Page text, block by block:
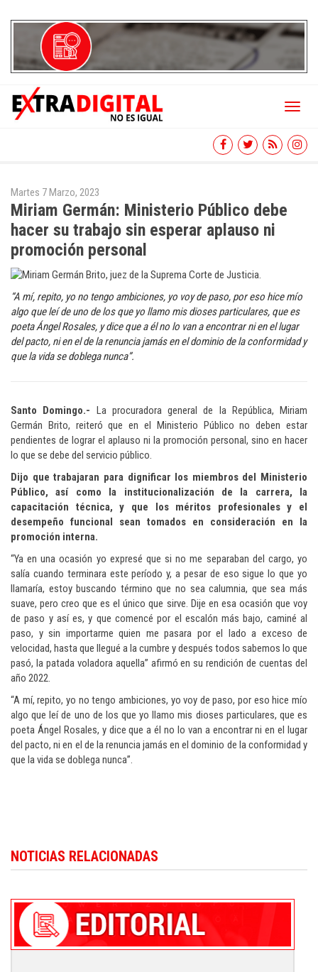
Toggle
Martes 7 Marzo, 2023
Miriam Germán: Ministerio Público debe
hacer su trabajo sin esperar aplauso ni
promoción personal
“A mí, repito, yo no tengo ambiciones, yo voy de paso, por eso hice mío
algo que leí de uno de los que yo llamo mis dioses particulares, que es
poeta Ángel Rosales, y dice que a él no lo van a encontrar ni en el lugar
del pacto, ni en el de la renuncia jamás en el dominio de la conformidad y
que la vida se doblega nunca”.
Santo Domingo.- La procuradora general de la República, Miriam
Germán Brito, reiteró que en el Ministerio Público no deben estar
pendientes de lograr el aplauso ni la promoción personal, sino en hacer
lo que se debe del servicio público.
Dijo que trabajaran para dignificar los miembros del Ministerio
Público, así como la institucionalización de la carrera, la
capacitación técnica, y que los méritos profesionales y el
desempeño funcional sean tomados en consideración en la
promoción interna.
“Ya en una ocasión yo expresé que si no me separaban del cargo, yo
salía cuando terminara este período y, a pesar de eso sigue lo que yo
llamaría, estoy buscando término que no sea calumnia, que sea más
suave, pero creo que es el único que sirve. Dije en esa ocasión que voy
de paso y así es, y que comencé por el escalón más bajo, caminé al
paso, y sin importarme quien me pasara por el lado a exceso de
velocidad, hasta que llegué a la cumbre y después todos sabemos lo que
pasó, la patada voladora aquella” afirmó en su rendición de cuentas del
año 2022.
“A mí, repito, yo no tengo ambiciones, yo voy de paso, por eso hice mío
algo que leí de uno de los que yo llamo mis dioses particulares, que es
poeta Ángel Rosales, y dice que a él no lo van a encontrar ni en el lugar
del pacto, ni en el de la renuncia jamás en el dominio de la conformidad y
que la vida se doblega nunca”.
Republic news in English.
NOTICIAS RELACIONADAS